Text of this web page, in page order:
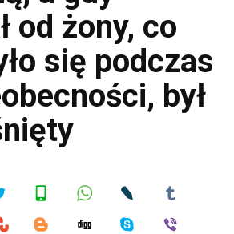
od żony, co
się podczas
był